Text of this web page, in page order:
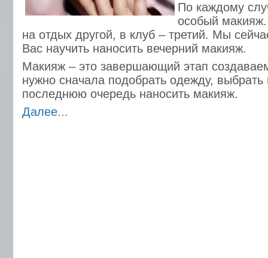
По каждому
особый
на отдых другой, в клуб – третий. Мы
Вас научить наносить вечерний макияж.
Макияж – это завершающий этап
нужно сначала подобрать одежду, выбрать
последнюю очередь наносить макияж.
Далее...